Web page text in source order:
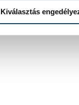
Kiválasztás